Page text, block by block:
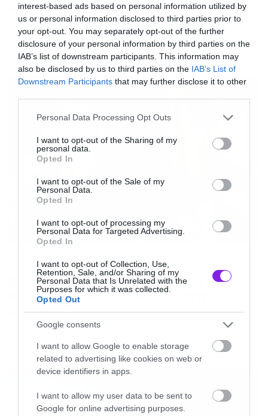
interest-based ads based on personal information utilized by
us or personal information disclosed to third parties prior to
your opt-out. You may separately opt-out of the further
disclosure of your personal information by third parties on the
IAB’s list of downstream participants. This information may
also be disclosed by us to third parties on the IAB’s List of
Downstream Participants that may further disclose it to other
Please note that this website/app uses one or more Google
not limited to your visit or usage behaviour. You may click to
grant or deny consent to Google and its third-party tags to
use your data for below specified purposes in below Google
consent section.
Personal Data Processing Opt Outs
I want to opt-out of the Sharing of my
personal data.
Opted In
I want to opt-out of the Sale of my
Personal Data.
Opted In
I want to opt-out of processing my
Personal Data for Targeted Advertising.
Opted In
I want to opt-out of Collection, Use,
Retention, Sale, and/or Sharing of my
Personal Data that Is Unrelated with the
Purposes for which it was collected.
Opted Out
Google consents
I want to allow Google to enable storage
related to advertising like cookies on web or
device identifiers in apps.
I want to allow my user data to be sent to
Google for online advertising purposes.
Φυσικά ο συνεντευξιαζόμενος στις
περισσότερες των περιπτώσεων έπαιρνε το
ύφος του ιεροφάντη και έβγαζε κάποιο
λογύδριο για εφήμερη δόξα, έλλειψη ταλέντου,
έκανε αναδρομή στο σκληρό του παρελθόν και
την άδικη κοινωνία, δίνοντας παράλληλα
μαθήματα μάρκετινγκ και σωστού μάνατζμεντ.
και όποιος έχει βγει σε κάποια μουσική σκηνή,
πίστα, θέατρο ή έστω έχει τραγουδήσει στην
γιορτή του σχολείου για του συμμαθητές του,
κάτι περισσότερο θα ξέρει απο μένα. Με μία
μικρή σημείωση όμως, ότι εγώ ειμαι ο
«πελάτης», με ή χωρίς εισαγωγικά.
Μάλλον ο Brian May και ο Roger Taylor των
Queen δεν ξέρουν όταν επιλέγουν, τον
προερχόμενο από τηλεοπτικό μουσικό
διαγωνισμό, Adam Lambert να «μπει στα
παπούτσια» του αξεπέραστου Freddie Mercury.
Μάλλον ούτε ο κόσμος που εκτίμησε και με το
Tags: X-FACTOR
System of a Down και Faith No
More μαζί σε περιοδεία στην
Αυστραλία